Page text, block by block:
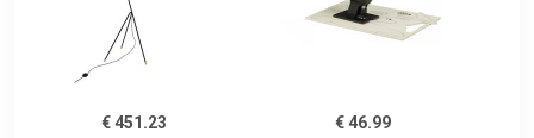
€ 451.23
€ 46.99